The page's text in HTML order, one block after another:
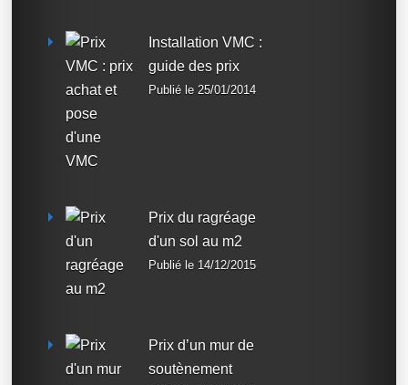
Installation VMC :
guide des prix
Publié le 25/01/2014
Prix du ragréage
d'un sol au m2
Publié le 14/12/2015
Prix d’un mur de
soutènement